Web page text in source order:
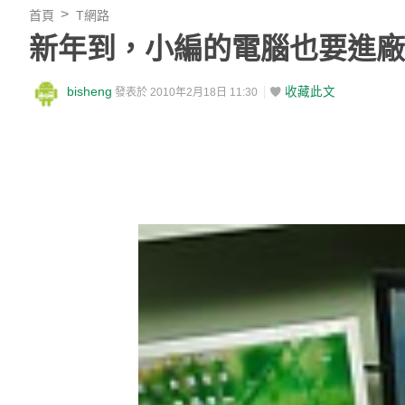
首頁 T網路
新年到，小編的電腦也要進
bisheng 發表於 2010年2月18日 11:30 收藏此文